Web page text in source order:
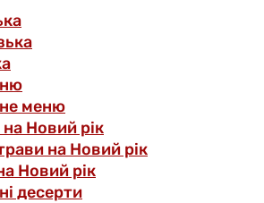
меню
Новий рік
на Новий рік
Новий рік
десерти